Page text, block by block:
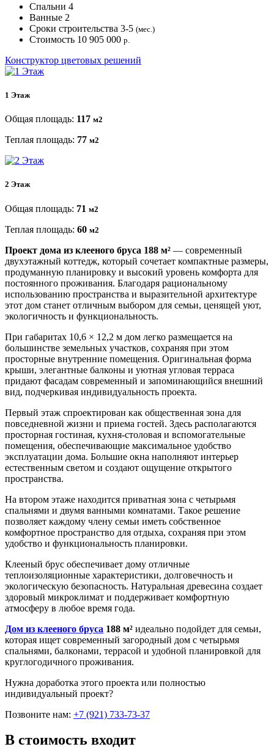
Спальни 4
Ванные 2
Сроки строительства 3-5 (мес.)
Стоимость 10 905 000 р.
Конструктор цветовых решений
1 Этаж
Общая площадь: 117 м2
Теплая площадь: 77 м2
2 Этаж
Общая площадь: 71 м2
Теплая площадь: 60 м2
Проект дома из клееного бруса 188 м² — современный
двухэтажный коттедж, который сочетает компактные размеры,
продуманную планировку и высокий уровень комфорта для
постоянного проживания. Благодаря рациональному
использованию пространства и выразительной архитектуре
этот дом станет отличным выбором для семьи, ценящей уют,
экологичность и функциональность.
При габаритах 10,6 × 12,2 м дом легко размещается на
большинстве земельных участков, сохраняя при этом
просторные внутренние помещения. Оригинальная форма
крыши, элегантные балконы и уютная угловая терраса
придают фасадам современный и запоминающийся внешний
вид, подчеркивая индивидуальность проекта.
Первый этаж спроектирован как общественная зона для
повседневной жизни и приема гостей. Здесь располагаются
просторная гостиная, кухня-столовая и вспомогательные
помещения, обеспечивающие максимальное удобство
эксплуатации дома. Большие окна наполняют интерьер
естественным светом и создают ощущение открытого
пространства.
На втором этаже находится приватная зона с четырьмя
спальнями и двумя ванными комнатами. Такое решение
позволяет каждому члену семьи иметь собственное
комфортное пространство для отдыха, сохраняя при этом
удобство и функциональность планировки.
Клееный брус обеспечивает дому отличные
теплоизоляционные характеристики, долговечность и
экологическую безопасность. Натуральная древесина создает
здоровый микроклимат и поддерживает комфортную
атмосферу в любое время года.
Дом из клееного бруса 188 м² идеально подойдет для семьи,
которая ищет современный загородный дом с четырьмя
спальнями, балконами, террасой и удобной планировкой для
круглогодичного проживания.
Нужна доработка этого проекта или полностью
индивидуальный проект?
Позвоните нам: +7 (921) 733-73-37
В стоимость входит